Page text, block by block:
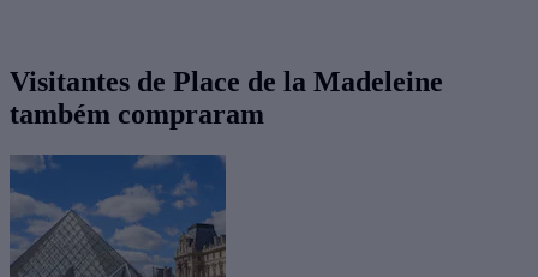
Visitantes de Place de la Madeleine
também compraram